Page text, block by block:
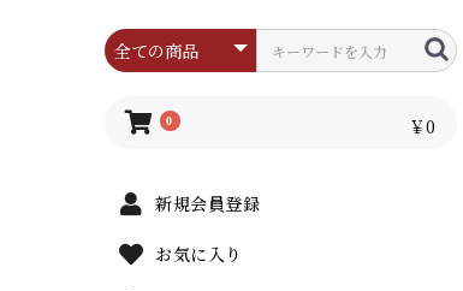
0 ￥0
新規会員登録
お気に入り